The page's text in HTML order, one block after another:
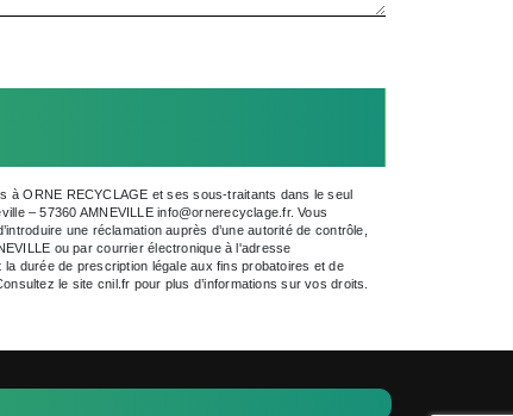
ORNE RECYCLAGE et ses sous-traitants dans le seul
– 57360 AMNEVILLE info@ornerecyclage.fr. Vous
une réclamation auprès d’une autorité de contrôle,
ou par courrier électronique à l'adresse
durée de prescription légale aux fins probatoires et de
le site cnil.fr pour plus d’informations sur vos droits.